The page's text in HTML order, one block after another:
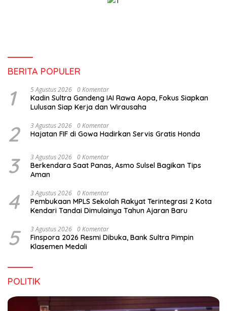
BERITA POPULER
1 5 Agustus 2026 0 Komentar
Kadin Sultra Gandeng IAI Rawa Aopa, Fokus Siapkan
Lulusan Siap Kerja dan Wirausaha
2 3 Agustus 2026 0 Komentar
Hajatan FIF di Gowa Hadirkan Servis Gratis Honda
3 3 Agustus 2026 0 Komentar
Berkendara Saat Panas, Asmo Sulsel Bagikan Tips
Aman
4 3 Agustus 2026 0 Komentar
Pembukaan MPLS Sekolah Rakyat Terintegrasi 2 Kota
Kendari Tandai Dimulainya Tahun Ajaran Baru
5 3 Agustus 2026 0 Komentar
Finspora 2026 Resmi Dibuka, Bank Sultra Pimpin
Klasemen Medali
POLITIK